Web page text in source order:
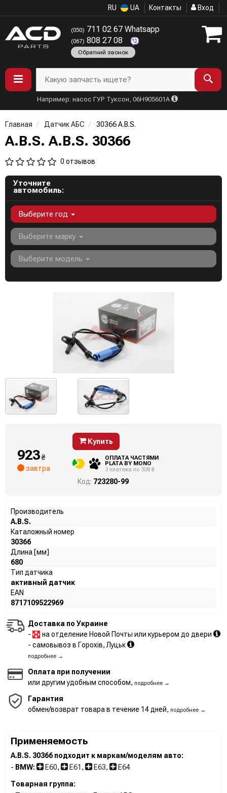
RU UA Контакты Вход
(050) 711 02 67 Whatsapp
(067) 808 27 08
Обратний звонок
Какую запчасть ищете?
Например: насос ГУР Туксон, 06H905601A
Главная Датчик АБС 30366 A.B.S.
A.B.S. A.B.S. 30366
0 отзывов
Уточните
автомобиль:
Выберите год
Выберите марку
Выберите модель
923₴
завтра
Купить
ОПЛАТА ЧАСТЯМИ
PLATA BY MONO
3 платежа по 308 ₴
Код: 723280-99
Производитель
A.B.S.
Каталожный номер
30366
Длина [мм]
680
Тип датчика
активный датчик
EAN
8717109522969
Доставка по Украине
-
на отделение Новой Почты или курьером до двери
- самовывоз в Горохів, Луцьк
подробнее →
Оплата при получении
или другим удобным способом, подробнее →
Гарантия
обмен/возврат товара в течение 14 дней, подробнее →
Применяемость
A.B.S. 30366 подходит к маркам/моделям авто:
- BMW: E60, E61 , E63, E64
Товарная группа: